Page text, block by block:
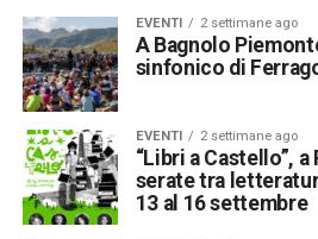
EVENTI 2 settimane ago
A Bagnolo
sinfonico di
EVENTI 2 settimane ago
“Libri a Castello”,
serate tra
13 al 16 settembre